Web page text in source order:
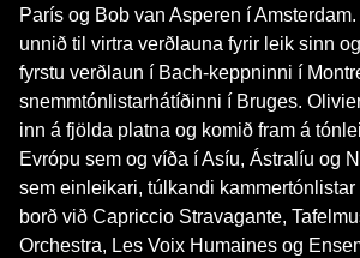
París og Bob van Asperen í
unnið til virtra verðlauna fyrir leik sinn
fyrstu verðlaun í Bach-keppninni í
snemmtónlistarhátíðinni í Bruges.
inn á fjölda platna og komið fram á
Evrópu sem og víða í Asíu, Ástralíu og
sem einleikari, túlkandi kammertónlistar
borð við Capriccio Stravagante,
Orchestra, Les Voix Humaines og